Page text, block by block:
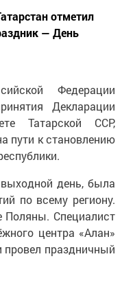
отметил
— День
Федерации
Декларации
Татарской ССР,
пути к становлению
день, была
по всему региону.
Поляны. Специалист
центра «Алан»
провел праздничный